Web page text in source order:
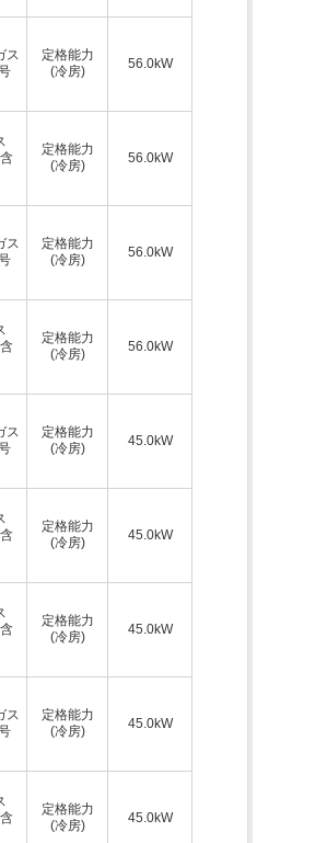
ス
定格能力
(冷房)
56.0kW
定格能力
(冷房)
56.0kW
ス
定格能力
(冷房)
56.0kW
定格能力
(冷房)
56.0kW
ス
定格能力
(冷房)
45.0kW
定格能力
(冷房)
45.0kW
定格能力
(冷房)
45.0kW
ス
定格能力
(冷房)
45.0kW
定格能力
(冷房)
45.0kW